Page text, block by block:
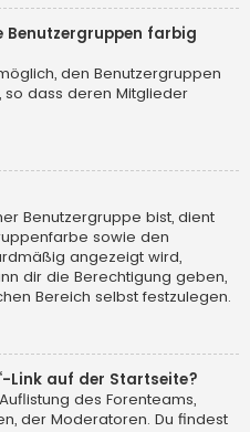
Benutzergruppen farbig
den Benutzergruppen
so dass deren Mitglieder
Benutzergruppe bist, dient
sowie den
angezeigt wird,
dir die Berechtigung geben,
Bereich selbst festzulegen.
Link auf der Startseite?
des Forenteams,
der Moderatoren. Du findest